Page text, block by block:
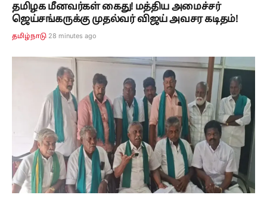
தமிழக மீனவர்கள் கைது! மத்திய அமைச்சர்
ஜெய்சங்கருக்கு முதல்வர் விஜய் அவசர கடிதம்!
தமிழ்நாடு 28 minutes ago